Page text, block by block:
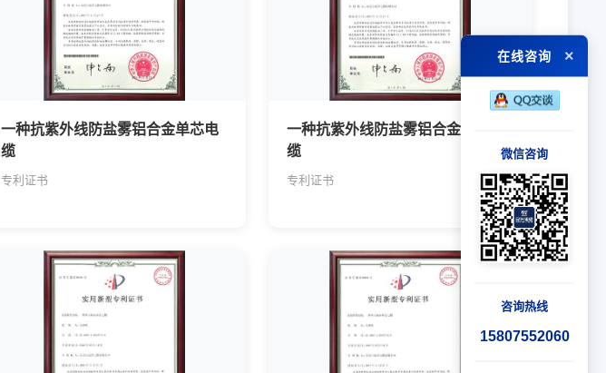
一种抗紫外线防盐雾铝合金单芯电
缆
专利证书
一种抗紫外线防盐雾铝合金多芯电
缆
专利证书
在线咨询 ×
微信咨询
咨询热线
15807552060